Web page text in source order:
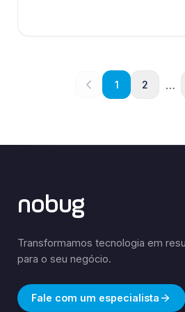
1 2 …
nobug
Transformamos tecnologia em
para o seu negócio.
Fale com um especialista